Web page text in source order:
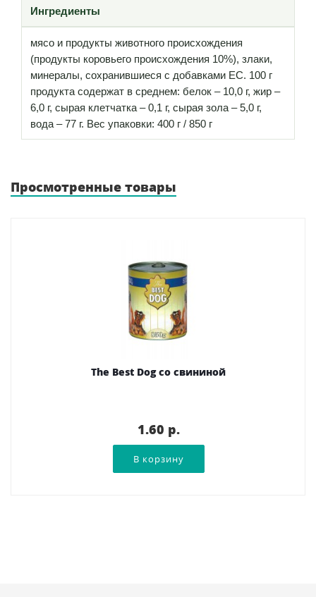
Ингредиенты
мясо и продукты животного происхождения
(продукты коровьего происхождения 10%), злаки,
минералы, сохранившиеся с добавками ЕС. 100 г
продукта содержат в среднем: белок – 10,0 г, жир –
6,0 г, сырая клетчатка – 0,1 г, сырая зола – 5,0 г,
вода – 77 г. Вес упаковки: 400 г / 850 г
Просмотренные товары
The Best Dog со свининой
1.60 p.